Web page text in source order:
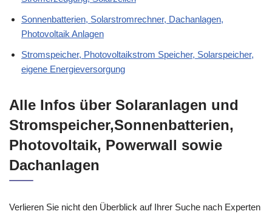
Sonnenbatterien, Solarstromrechner, Dachanlagen,
Photovoltaik Anlagen
Stromspeicher, Photovoltaikstrom Speicher, Solarspeicher,
eigene Energieversorgung
Alle Infos über Solaranlagen und
Stromspeicher,Sonnenbatterien,
Photovoltaik, Powerwall sowie
Dachanlagen
Verlieren Sie nicht den Überblick auf Ihrer Suche nach Experten